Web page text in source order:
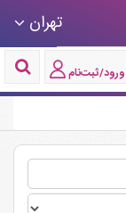
تهران
ورود/ثبت‌نام